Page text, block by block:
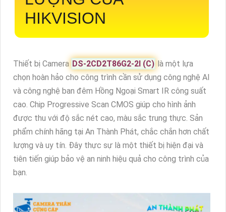
HIKVISION
Thiết bị Camera DS-2CD2T86G2-2I (C) là một lựa
chọn hoàn hảo cho công trình cần sử dụng công nghệ AI
và công nghệ ban đêm Hồng Ngoại Smart IR công suất
cao. Chip Progressive Scan CMOS giúp cho hình ảnh
được thu với độ sắc nét cao, màu sắc trung thực. Sản
phẩm chính hãng tại An Thành Phát, chắc chắn hơn chất
lượng và uy tín. Đây thực sự là một thiết bị hiện đại và
tiên tiến giúp bảo vệ an ninh hiệu quả cho công trình của
bạn.